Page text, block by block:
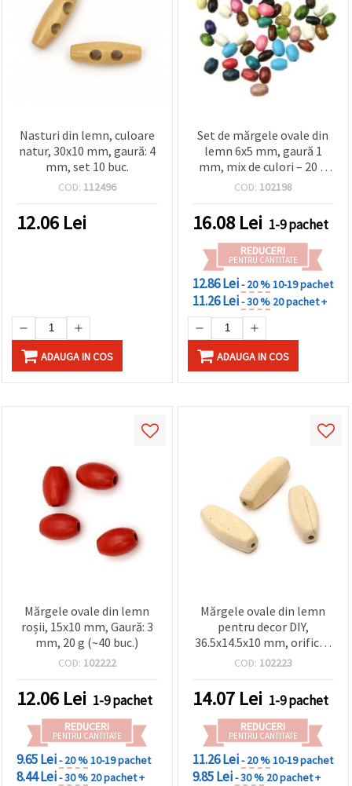
Nasturi din lemn, culoare
natur, 30x10 mm, gaură: 4
mm, set 10 buc.
COD: 112496
12.06 Lei
ADAUGA IN COS
Set de mărgele ovale din
lemn 6x5 mm, gaură 1
mm, mix de culori – 20 g
(~400 buc.), pentru înșirat
coliere și decorațiuni
COD: 102198
16.08 Lei 1-9 pachet
REDUCERI
PENTRU CANTITATE
12.86 Lei- 20 %10-19 pachet
11.26 Lei- 30 % 20 pachet +
ADAUGA IN COS
Mărgele ovale din lemn
roșii, 15x10 mm, Gaură: 3
mm, 20 g (~40 buc.)
COD: 102222
12.06 Lei 1-9 pachet
REDUCERI
PENTRU CANTITATE
9.65 Lei- 20 %10-19 pachet
8.44 Lei- 30 % 20 pachet +
Mărgele ovale din lemn
pentru decor DIY,
36.5x14.5x10 mm, orificiu:
4 mm, culori mixte - 2
COD: 102223
14.07 Lei 1-9 pachet
REDUCERI
PENTRU CANTITATE
11.26 Lei- 20 %10-19 pachet
9.85 Lei- 30 % 20 pachet +